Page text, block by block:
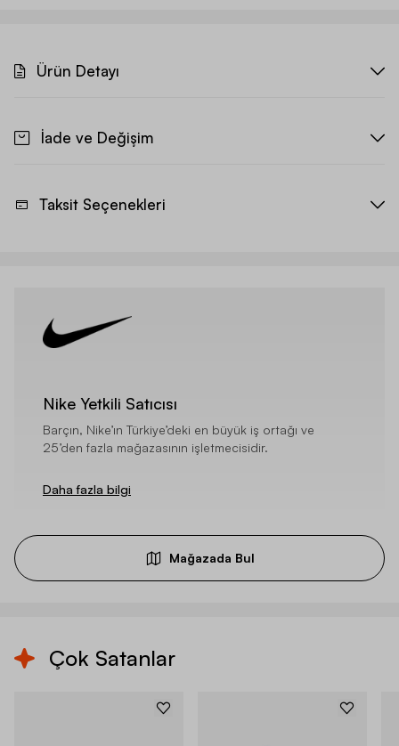
Ürün Detayı
İade ve Değişim
Taksit Seçenekleri
Nike Yetkili Satıcısı
Barçın, Nike’ın Türkiye’deki en büyük iş ortağı ve
25’den fazla mağazasının işletmecisidir.
Daha fazla bilgi
Mağazada Bul
Çok Satanlar